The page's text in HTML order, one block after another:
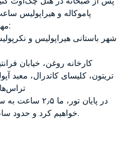
مهم‌ترین جاذبه‌ها بازدید خواهیم کرد، مانند:
تراس‌های سفید پاموکاله (چشمه‌های آب گرم)
خواهیم کرد و حدود ساعت ۰۴:۰۰ بعد از ظهر به آنجا می‌رسیم.